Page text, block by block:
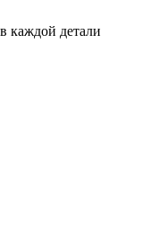
каждой детали